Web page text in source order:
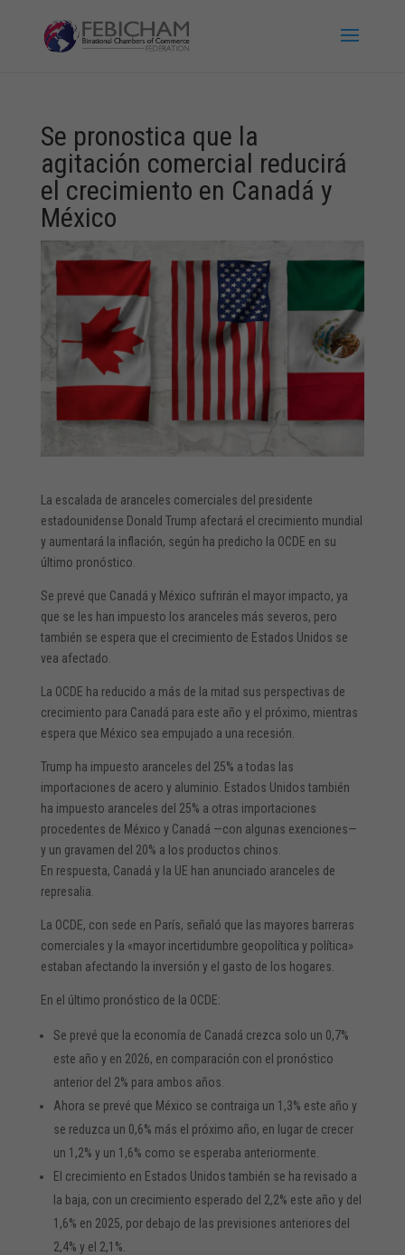
Se pronostica que la
agitación comercial reducirá
el crecimiento en Canadá y
México
La escalada de aranceles comerciales del presidente
estadounidense Donald Trump afectará el crecimiento mundial
y aumentará la inflación, según ha predicho la OCDE en su
último pronóstico.
Se prevé que Canadá y México sufrirán el mayor impacto, ya
que se les han impuesto los aranceles más severos, pero
también se espera que el crecimiento de Estados Unidos se
vea afectado.
La OCDE ha reducido a más de la mitad sus perspectivas de
crecimiento para Canadá para este año y el próximo, mientras
espera que México sea empujado a una recesión.
Trump ha impuesto aranceles del 25% a todas las
importaciones de acero y aluminio. Estados Unidos también
ha impuesto aranceles del 25% a otras importaciones
procedentes de México y Canadá —con algunas exenciones—
y un gravamen del 20% a los productos chinos.
En respuesta, Canadá y la UE han anunciado aranceles de
represalia.
La OCDE, con sede en París, señaló que las mayores barreras
comerciales y la «mayor incertidumbre geopolítica y política»
estaban afectando la inversión y el gasto de los hogares.
En el último pronóstico de la OCDE:
Se prevé que la economía de Canadá crezca solo un 0,7%
este año y en 2026, en comparación con el pronóstico
anterior del 2% para ambos años.
Ahora se prevé que México se contraiga un 1,3% este año y
se reduzca un 0,6% más el próximo año, en lugar de crecer
un 1,2% y un 1,6% como se esperaba anteriormente.
El crecimiento en Estados Unidos también se ha revisado a
la baja, con un crecimiento esperado del 2,2% este año y del
1,6% en 2025, por debajo de las previsiones anteriores del
2,4% y el 2,1%.